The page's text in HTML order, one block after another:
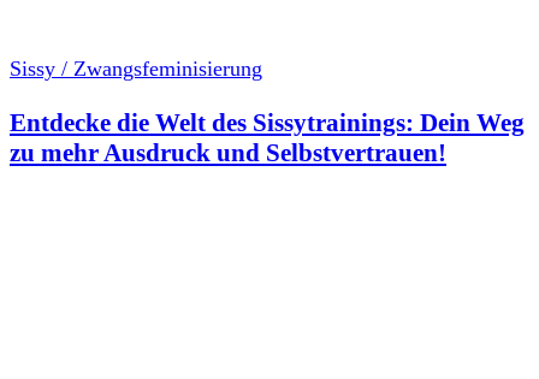
Sissy / Zwangsfeminisierung
Entdecke die Welt des Sissytrainings: Dein Weg
zu mehr Ausdruck und Selbstvertrauen!